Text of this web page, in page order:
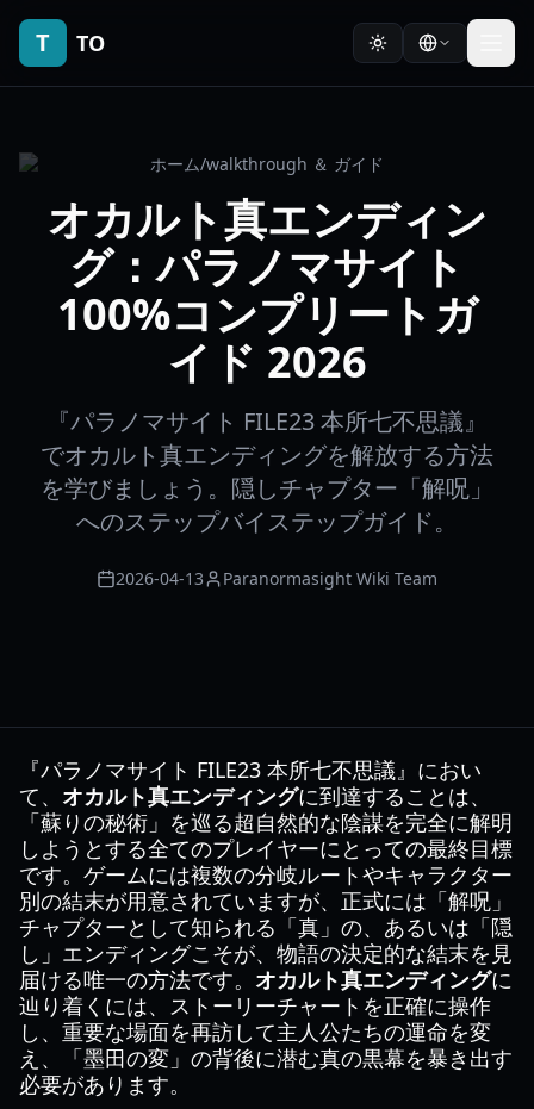
T TO
ホーム/walkthrough ＆ ガイド
オカルト真エンディン
グ：パラノマサイト
100%コンプリートガ
イド 2026
『パラノマサイト FILE23 本所七不思議』
でオカルト真エンディングを解放する方法
を学びましょう。隠しチャプター「解呪」
へのステップバイステップガイド。
2026-04-13 Paranormasight Wiki Team
『パラノマサイト FILE23 本所七不思議』におい
て、 オカルト真エンディングに到達することは、
「蘇りの秘術」を巡る超自然的な陰謀を完全に解明
しようとする全てのプレイヤーにとっての最終目標
です。ゲームには複数の分岐ルートやキャラクター
別の結末が用意されていますが、正式には「解呪」
チャプターとして知られる「真」の、あるいは「隠
し」エンディングこそが、物語の決定的な結末を見
届ける唯一の方法です。 オカルト真エンディングに
辿り着くには、ストーリーチャートを正確に操作
し、重要な場面を再訪して主人公たちの運命を変
え、「墨田の変」の背後に潜む真の黒幕を暴き出す
必要があります。